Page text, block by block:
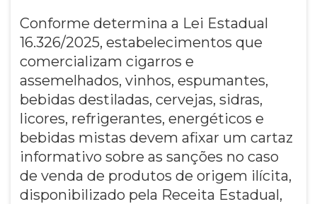
Conforme determina a Lei Estadual
16.326/2025, estabelecimentos que
comercializam cigarros e
assemelhados, vinhos, espumantes,
bebidas destiladas, cervejas, sidras,
licores, refrigerantes, energéticos e
bebidas mistas devem afixar um cartaz
informativo sobre as sanções no caso
de venda de produtos de origem ilícita,
disponibilizado pela Receita Estadual,